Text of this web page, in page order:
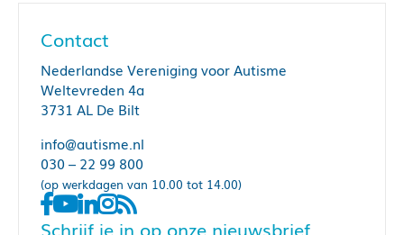
Contact
Nederlandse Vereniging voor Autisme
Weltevreden 4a
3731 AL De Bilt
info@autisme.nl
030 – 22 99 800
(op werkdagen van 10.00 tot 14.00)
Schrijf je in op onze nieuwsbrief